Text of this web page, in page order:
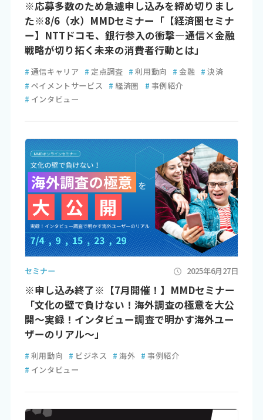
※応募多数のため急遽申し込みを締め切りまし
た※8/6（水）MMDセミナー「【経済圏セミナ
ー】NTTドコモ、銀行参入の衝撃—通信×金融
戦略が切り拓く未来の消費者行動とは」
# 通信キャリア # 定点調査 # 利用動向 # 金融 # 決済
# ペイメントサービス # 経済圏 # 事例紹介
# インタビュー
セミナー 2025年6月27日
※申し込み終了※【7月開催！】MMDセミナー
「文化の壁で負けない！海外調査の極意を大公
開～実録！インタビュー調査で明かす海外ユー
ザーのリアル～」
# 利用動向 # ビジネス # 海外 # 事例紹介
# インタビュー